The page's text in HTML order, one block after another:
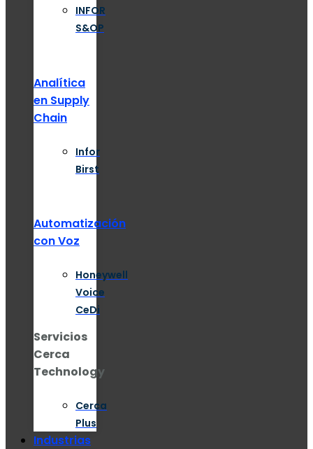
INFOR
S&OP
Analítica
en Supply
Chain
Infor
Birst
Automatización
con Voz
Honeywell
Voice
CeDi
Servicios
Cerca
Technology
Cerca
Plus
Industrias